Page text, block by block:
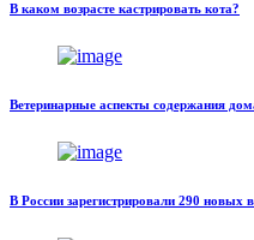
В каком возрасте кастрировать кота?
Ветеринарные аспекты содержания
В России зарегистрировали 290 новых